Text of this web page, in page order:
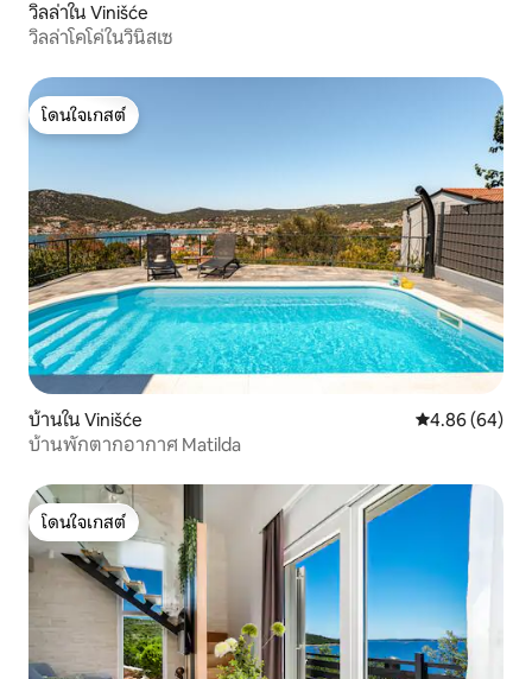
วิลล่าใน Vinišće
วิลล่าโคโค่ในวินิสเซ
โดนใจเกสต์
โดนใจเกสต์
บ้านใน Vinišće คะแนนเฉลี่ย
4.86 (64)
บ้านพักตากอากาศ Matilda
โดนใจเกสต์
โดนใจเกสต์